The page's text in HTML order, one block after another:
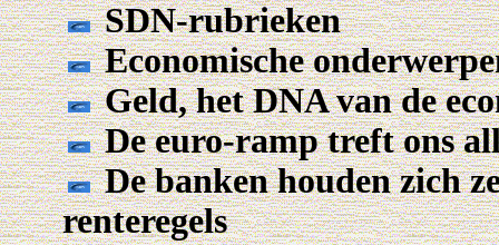
SDN-rubrieken
Economische
Geld, het DNA van de
De euro-ramp treft ons
De banken houden zich
renteregels